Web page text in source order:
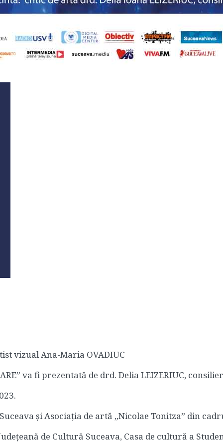
vizual Ana-Maria OVADIUC
va fi prezentată de drd. Delia LEIZERIUC,
și Asociația de artă „Nicolae Tonitza” din
de Cultură Suceava, Casa de cultură a